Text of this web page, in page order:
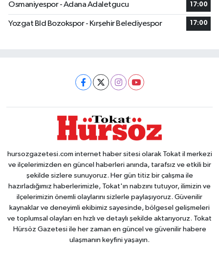
Osmaniyespor - Adana Adaletgucu 17:00
Yozgat Bld Bozokspor - Kırşehir Belediyespor 17:00
hursozgazetesi.com internet haber sitesi olarak Tokat il merkezi
ve ilçelerimizden en güncel haberleri anında, tarafsız ve etkili bir
şekilde sizlere sunuyoruz. Her gün titiz bir çalışma ile
hazırladığımız haberlerimizle, Tokat'ın nabzını tutuyor, ilimizin ve
ilçelerimizin önemli olaylarını sizlerle paylaşıyoruz. Güvenilir
kaynaklar ve deneyimli ekibimiz sayesinde, bölgesel gelişmeleri
ve toplumsal olayları en hızlı ve detaylı şekilde aktarıyoruz. Tokat
Hürsöz Gazetesi ile her zaman en güncel ve güvenilir habere
ulaşmanın keyfini yaşayın.